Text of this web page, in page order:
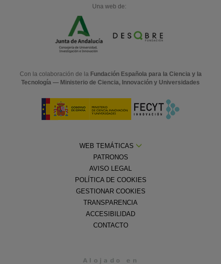
Una web de:
Con la colaboración de la Fundación Española para la Ciencia y la
Tecnología — Ministerio de Ciencia, Innovación y Universidades
WEB TEMÁTICAS
PATRONOS
AVISO LEGAL
POLÍTICA DE COOKIES
GESTIONAR COOKIES
TRANSPARENCIA
ACCESIBILIDAD
CONTACTO